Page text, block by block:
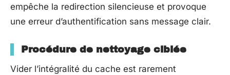
empêche la redirection silencieuse et provoque
une erreur d’authentification sans message clair.
Procédure de nettoyage ciblée
Vider l’intégralité du cache est rarement